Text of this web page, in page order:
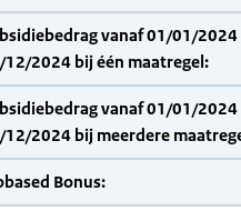
vanaf 01/01/
12/2024 bij één maatregel:
vanaf 01/01/
12/2024 bij meerdere
Bonus: